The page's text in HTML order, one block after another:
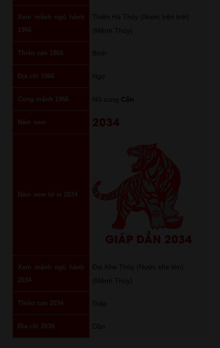
Xem mệnh ngũ hành
1966
Thiên Hà Thủy (Nước trên trời)
(Mệnh Thủy)
Thiên can 1966 Bính
Địa chi 1966 Ngọ
Cung mệnh 1966 Nữ cung Cấn
Năm xem 2034
Năm xem tử vi 2034
GIÁP DẦN 2034
Xem mệnh ngũ hành
2034
Đại Khe Thủy (Nước khe lớn)
(Mệnh Thủy)
Thiên can 2034 Giáp
Địa chi 2034 Dần